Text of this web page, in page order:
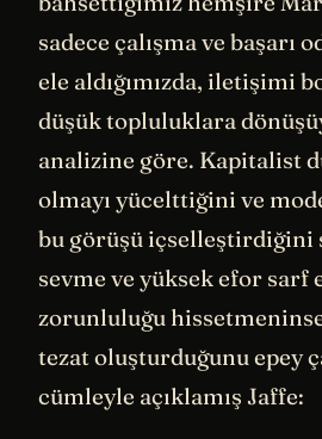
sadece çalışma ve başarı
ele aldığımızda, iletişimi
düşük topluluklara
analizine göre. Kapitalist
olmayı yücelttiğini ve
bu görüşü içselleştirdiğini
sevme ve yüksek efor sarf
zorunluluğu
tezat oluşturduğunu epey
cümleyle açıklamış Jaffe: